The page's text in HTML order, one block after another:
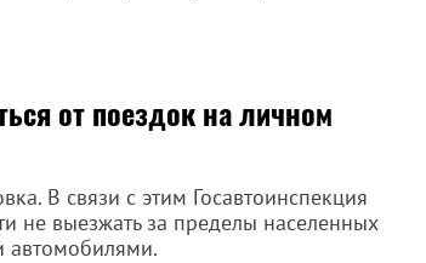
от поездок на личном
В связи с этим Госавтоинспекция
не выезжать за пределы населенных
автомобилями.